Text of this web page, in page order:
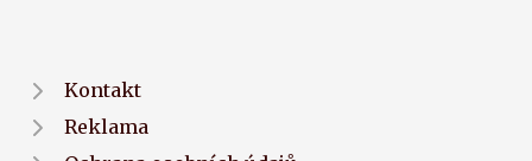
Kontakt
Reklama